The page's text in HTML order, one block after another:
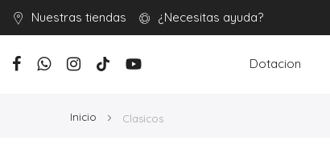
Nuestras tiendas ¿Necesitas ayuda?
Dotacion
Inicio Clasicos